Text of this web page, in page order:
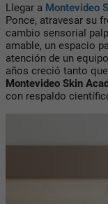
Llegar a Montevideo
Ponce, atravesar su
cambio sensorial
amable, un espacio
atención de un
años creció tanto
Montevideo Skin
con respaldo